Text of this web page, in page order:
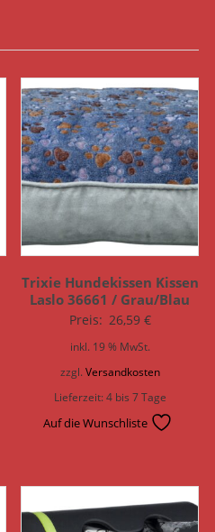
Trixie Hundekissen Kissen
Laslo 36661 / Grau/Blau
Preis: 26,59 €
inkl. 19 % MwSt.
zzgl. Versandkosten
Lieferzeit:4 bis 7 Tage
Auf die Wunschliste